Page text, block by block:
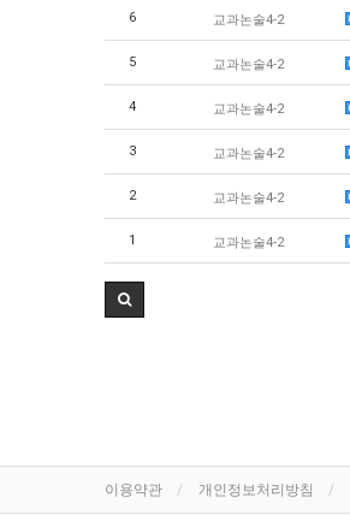
6 교과논술4-2
5 교과논술4-2
4 교과논술4-2
3 교과논술4-2
2 교과논술4-2
1 교과논술4-2
이용약관 개인정보처리방침